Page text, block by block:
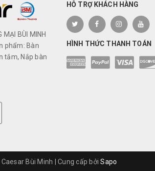
MẠI BÙI MINH
phẩm: Bàn
tắm, Nắp bàn
HỖ TRỢ KHÁCH HÀNG
HÌNH THỨC THANH TOÁN
Caesar Bùi Minh Cung cấp bởiSapo